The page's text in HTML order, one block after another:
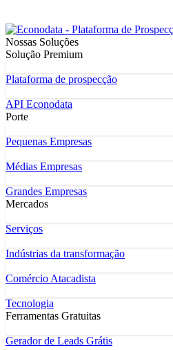
Nossas Soluções
Solução Premium
Plataforma de prospecção
API Econodata
Porte
Pequenas Empresas
Médias Empresas
Grandes Empresas
Mercados
Serviços
Indústrias da transformação
Comércio Atacadista
Tecnologia
Ferramentas Gratuitas
Gerador de Leads Grátis